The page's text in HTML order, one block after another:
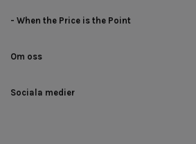
- When the Price is the Point
Om oss
Sociala medier